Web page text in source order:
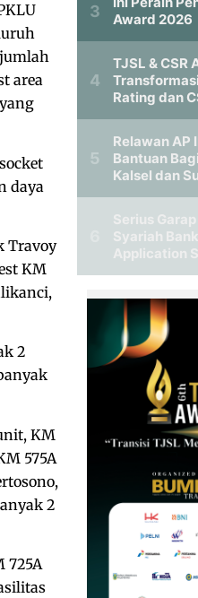
area
daya
Travoy
KM
2
KM
575A
2
725A